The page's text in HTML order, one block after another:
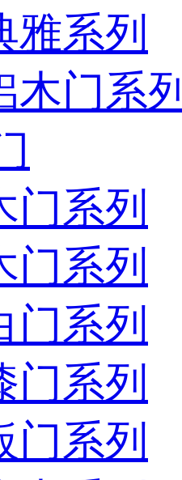
雅系列
木门系
门系列
门系列
门系列
门系列
门系列